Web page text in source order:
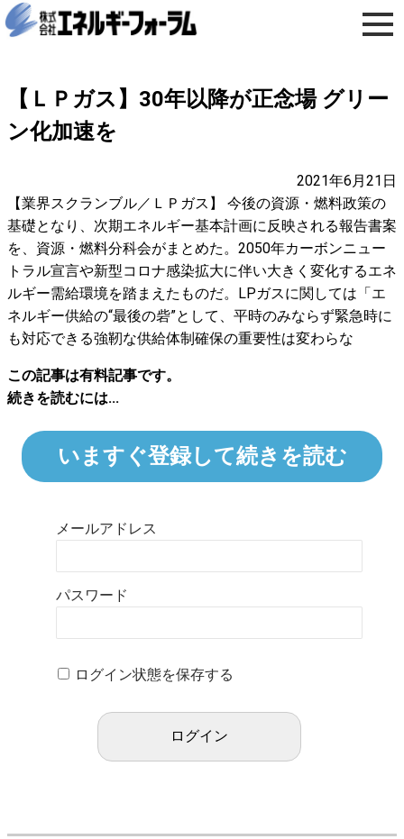
【ＬＰガス】30年以降が正念場 グリー
ン化加速を
2021年6月21日
【業界スクランブル／ＬＰガス】 今後の資源・燃料政策の
基礎となり、次期エネルギー基本計画に反映される報告書案
を、資源・燃料分科会がまとめた。2050年カーボンニュー
トラル宣言や新型コロナ感染拡大に伴い大きく変化するエネ
ルギー需給環境を踏まえたものだ。LPガスに関しては「エ
ネルギー供給の“最後の砦”として、平時のみならず緊急時に
も対応できる強靭な供給体制確保の重要性は変わらな
この記事は有料記事です。
続きを読むには...
いますぐ登録して続きを読む
メールアドレス
パスワード
ログイン状態を保存する